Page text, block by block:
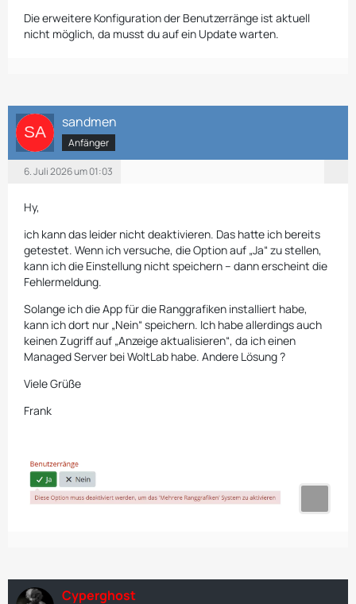
Die erweitere Konfiguration der Benutzerränge ist aktuell
nicht möglich, da musst du auf ein Update warten.
sandmen
Anfänger
6. Juli 2026 um 01:03
Hy,
ich kann das leider nicht deaktivieren. Das hatte ich bereits
getestet. Wenn ich versuche, die Option auf „Ja“ zu stellen,
kann ich die Einstellung nicht speichern – dann erscheint die
Fehlermeldung.
Solange ich die App für die Ranggrafiken installiert habe,
kann ich dort nur „Nein“ speichern. Ich habe allerdings auch
keinen Zugriff auf „Anzeige aktualisieren“, da ich einen
Managed Server bei WoltLab habe. Andere Lösung ?
Viele Grüße
Frank
Cyperghost